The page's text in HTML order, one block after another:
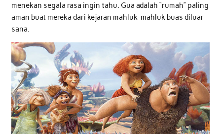
menekan segala rasa ingin tahu. Gua adalah “rumah” paling
aman buat mereka dari kejaran mahluk-mahluk buas diluar
sana.